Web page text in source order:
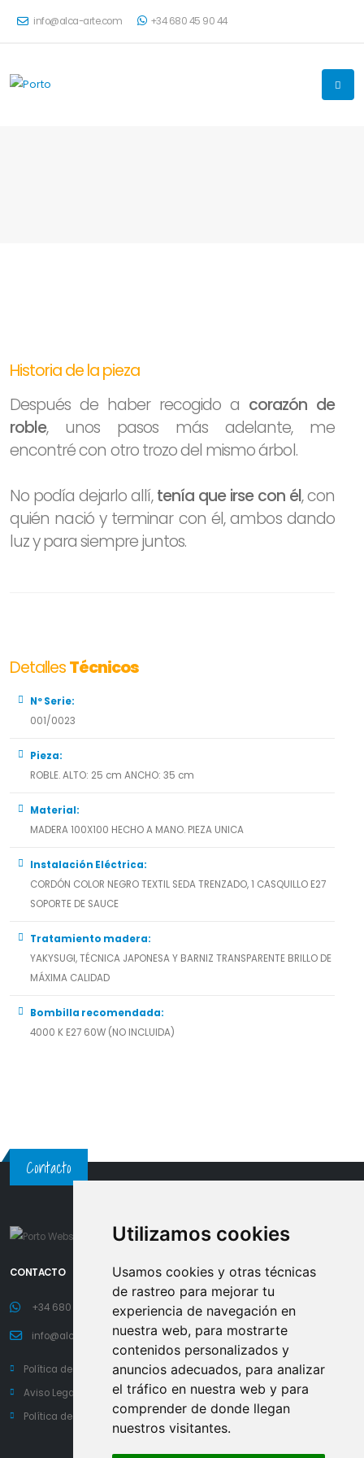
Utilizamos cookies
Usamos cookies y otras técnicas
de rastreo para mejorar tu
experiencia de navegación en
nuestra web, para mostrarte
contenidos personalizados y
anuncios adecuados, para analizar
el tráfico en nuestra web y para
comprender de donde llegan
nuestros visitantes.
info@alca-arte.com +34 680 45 90 44
Historia de la pieza
Después de haber recogido a corazón de
roble, unos pasos más adelante, me
encontré con otro trozo del mismo árbol.
No podía dejarlo allí,tenía que irse con él, con
quién nació y terminar con él, ambos dando
luz y para siempre juntos.
DetallesTécnicos
Nº Serie:
001/0023
Pieza:
ROBLE. ALTO: 25 cm ANCHO: 35 cm
Material:
MADERA 100X100 HECHO A MANO. PIEZA UNICA
Instalación Eléctrica:
CORDÓN COLOR NEGRO TEXTIL SEDA TRENZADO, 1 CASQUILLO E27
SOPORTE DE SAUCE
Tratamiento madera:
YAKYSUGI, TÉCNICA JAPONESA Y BARNIZ TRANSPARENTE BRILLO DE
MÁXIMA CALIDAD
Bombilla recomendada:
4000 K E27 60W (NO INCLUIDA)
Contacto
CONTACTO
+34 680 45 90 44
info@alca-arte.com
Política de Privacidad
Aviso Legal
Política de Cookies